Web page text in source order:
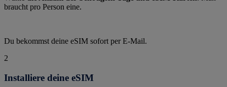
braucht pro Person eine.
Du bekommst deine eSIM sofort per E-Mail.
2
Installiere deine eSIM